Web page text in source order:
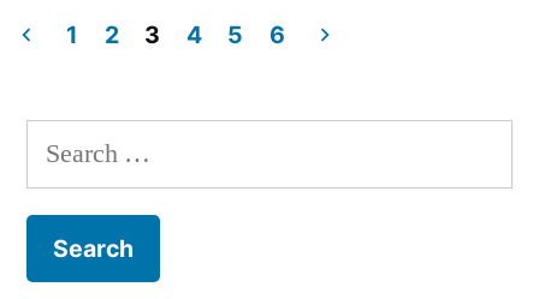
30
navigation
1 2 3 4 5 6
Search
for: